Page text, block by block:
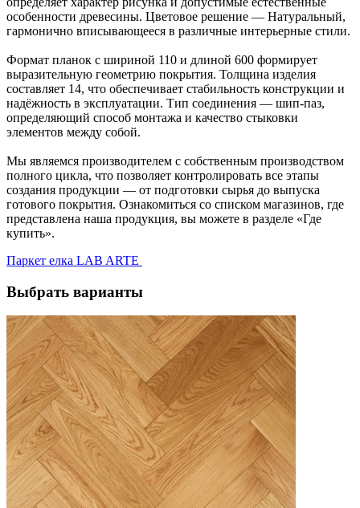
особенности древесины. Цветовое решение — Натуральный,
гармонично вписывающееся в различные интерьерные стили.
Формат планок с шириной 110 и длиной 600 формирует
выразительную геометрию покрытия. Толщина изделия
составляет 14, что обеспечивает стабильность конструкции и
надёжность в эксплуатации. Тип соединения — шип-паз,
определяющий способ монтажа и качество стыковки
элементов между собой.
Мы являемся производителем с собственным производством
полного цикла, что позволяет контролировать все этапы
создания продукции — от подготовки сырья до выпуска
готового покрытия. Ознакомиться со списком магазинов, где
представлена наша продукция, вы можете в разделе «Где
купить».
Паркет елка LAB ARTE
Выбрать варианты